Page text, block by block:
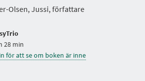
Olsen, Jussi, författare
28 min
för att se om boken är inne